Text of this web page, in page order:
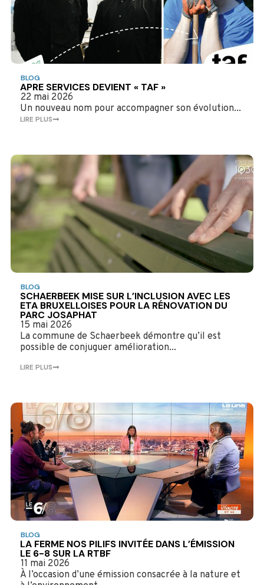
BLOG
APRE SERVICES DEVIENT « TAF »
22 mai 2026
Un nouveau nom pour accompagner son évolution...
LIRE PLUS
BLOG
SCHAERBEEK MISE SUR L’INCLUSION AVEC LES
ETA BRUXELLOISES POUR LA RÉNOVATION DU
PARC JOSAPHAT
15 mai 2026
La commune de Schaerbeek démontre qu’il est
possible de conjuguer amélioration...
LIRE PLUS
BLOG
LA FERME NOS PILIFS INVITÉE DANS L’ÉMISSION
LE 6-8 SUR LA RTBF
11 mai 2026
À l’occasion d’une émission consacrée à la nature et